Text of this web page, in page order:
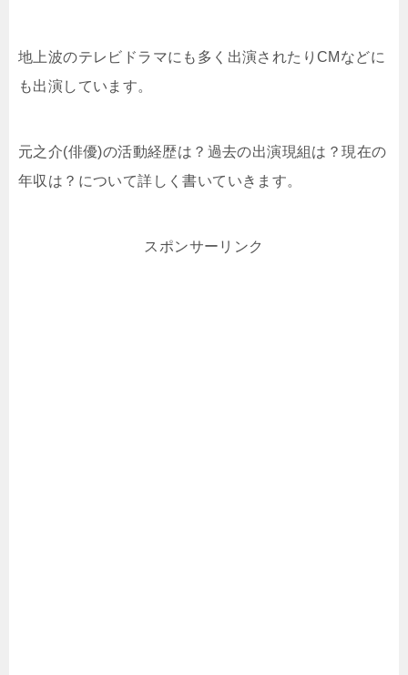
地上波のテレビドラマにも多く出演されたりCMなどに
も出演しています。
元之介(俳優)の活動経歴は？過去の出演現組は？現在の
年収は？について詳しく書いていきます。
スポンサーリンク